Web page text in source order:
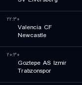
۲۲:۳۰
Valencia CF
Newcastle
۲۰:۳۰
Goztepe AS Izmir
Trabzonspor